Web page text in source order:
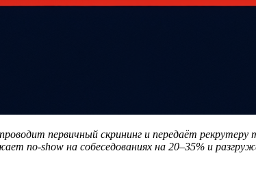
первичный скрининг и передаёт
no-show на собеседованиях на 20–35% и